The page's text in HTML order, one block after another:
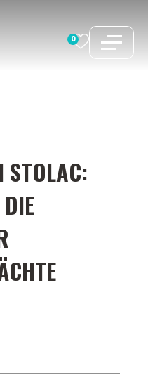
0
STOLAC: